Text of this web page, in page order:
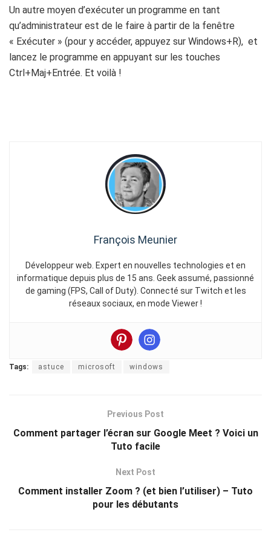
Un autre moyen d’exécuter un programme en tant
qu’administrateur est de le faire à partir de la fenêtre
« Exécuter » (pour y accéder, appuyez sur Windows+R), et
lancez le programme en appuyant sur les touches
Ctrl+Maj+Entrée. Et voilà !
François Meunier
Développeur web. Expert en nouvelles technologies et en
informatique depuis plus de 15 ans. Geek assumé, passionné
de gaming (FPS, Call of Duty). Connecté sur Twitch et les
réseaux sociaux, en mode Viewer !
Tags: astuce microsoft windows
Previous Post
Comment partager l’écran sur Google Meet ? Voici un
Tuto facile
Next Post
Comment installer Zoom ? (et bien l’utiliser) – Tuto
pour les débutants